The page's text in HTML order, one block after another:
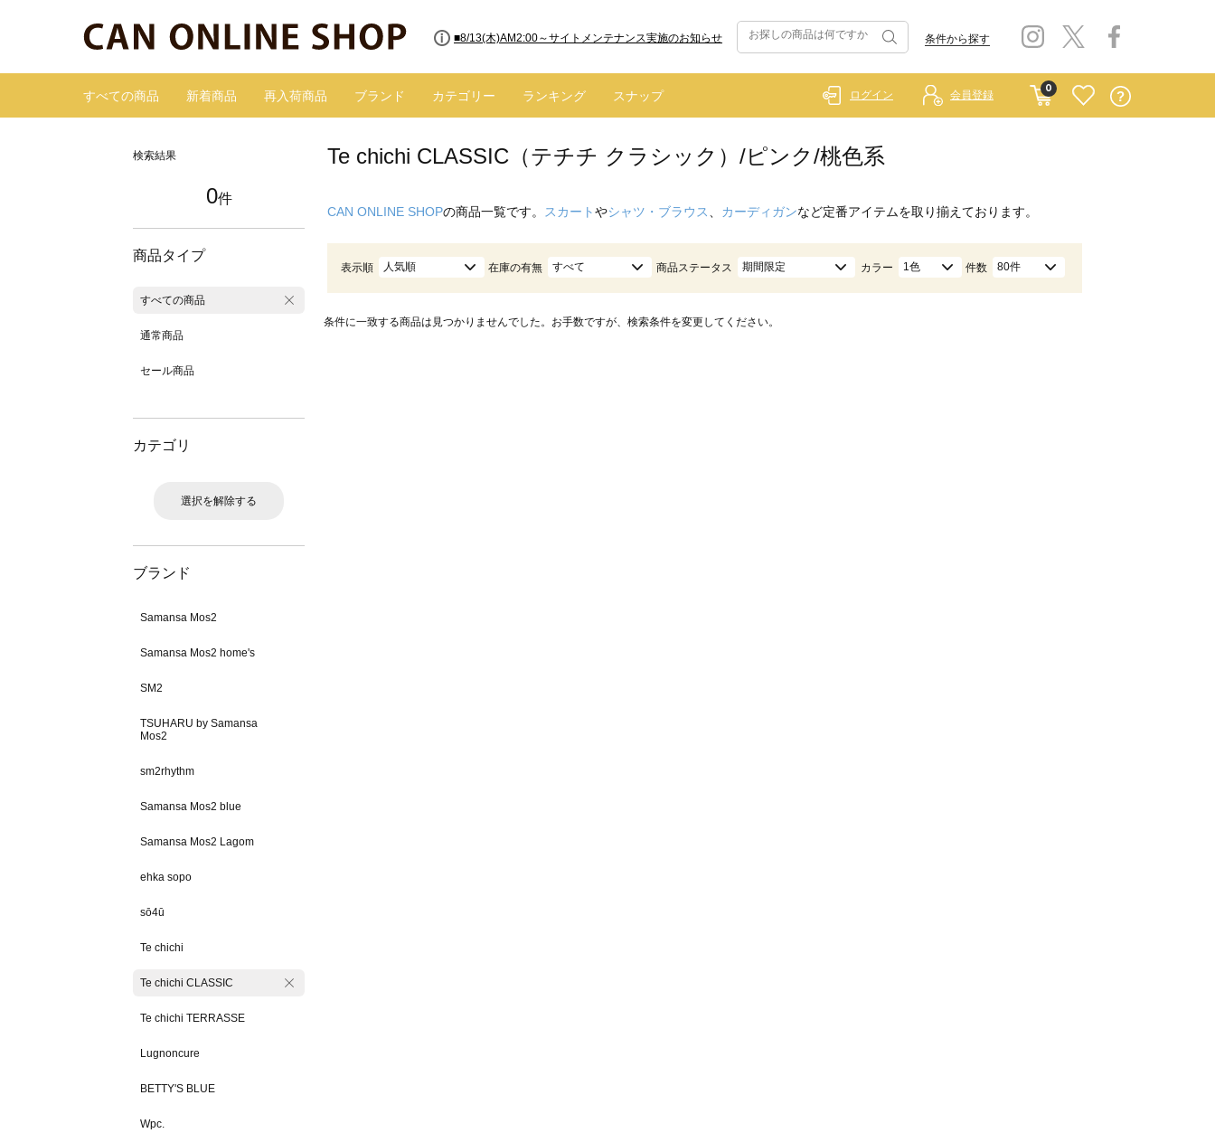
■8/13(木)AM2:00～サイトメンテナンス実施のお知らせ 条件から探す
すべての商品 新着商品 再入荷商品 ブランド カテゴリー ランキング スナップ
0
ログイン 会員登録
検索結果
0件
商品タイプ
すべての商品
通常商品
セール商品
カテゴリ
選択を解除する
ブランド
Samansa Mos2
Samansa Mos2 home's
SM2
TSUHARU by Samansa
Mos2
sm2rhythm
Samansa Mos2 blue
Samansa Mos2 Lagom
ehka sopo
sō4ū
Te chichi
Te chichi CLASSIC
Te chichi TERRASSE
Lugnoncure
BETTY'S BLUE
Wpc.
Te chichi CLASSIC（テチチ クラシック）/ピンク/桃色系
CAN ONLINE SHOPの商品一覧です。 スカートやシャツ・ブラウス カーディガンなど定番アイテムを取り揃えております。
表示順 人気順 在庫の有無 すべて 商品ステータス 期間限定 カラー 1色 件数 80件
条件に一致する商品は見つかりませんでした。お手数ですが、検索条件を変更してください。